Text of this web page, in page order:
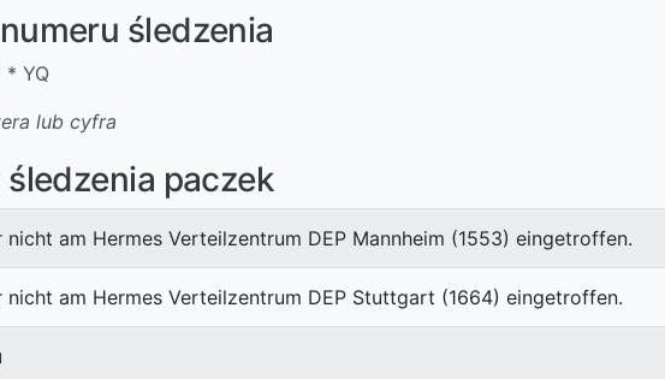
śledzenia
YQ
lub cyfra
paczek
nicht am Hermes Verteilzentrum DEP Mannheim (1553) eingetroffen.
nicht am Hermes Verteilzentrum DEP Stuttgart (1664) eingetroffen.